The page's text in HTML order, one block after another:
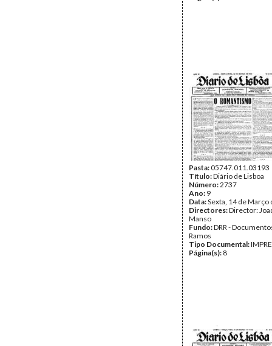
Pasta:05747.011.03193
Título:Diário de Lisboa
Número:2737
Ano: 9
Data:Sexta, 14 de Março
Directores:Director:
Manso
Fundo:DRR -
Ramos
Tipo Documental:
Página(s): 8